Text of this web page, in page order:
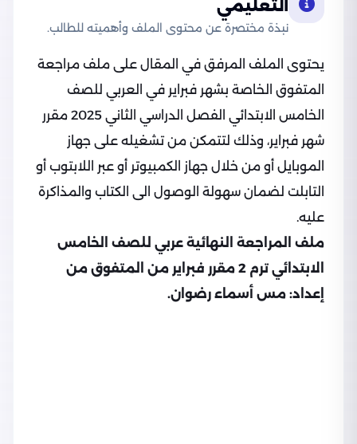
التعليمي
نبذة مختصرة عن محتوى الملف وأهميته للطالب.
يحتوى الملف المرفق في المقال على ملف مراجعة
المتفوق الخاصة بشهر فبراير في العربي للصف
الخامس الابتدائي الفصل الدراسي الثاني 2025 مقرر
شهر فبراير، وذلك لتتمكن من تشغيله على جهاز
الموبايل أو من خلال جهاز الكمبيوتر أو عبر اللابتوب أو
التابلت لضمان سهولة الوصول الى الكتاب والمذاكرة
عليه.
ملف المراجعة النهائية عربي للصف الخامس
الابتدائي ترم 2 مقرر فبراير من المتفوق من
إعداد: مس أسماء رضوان.